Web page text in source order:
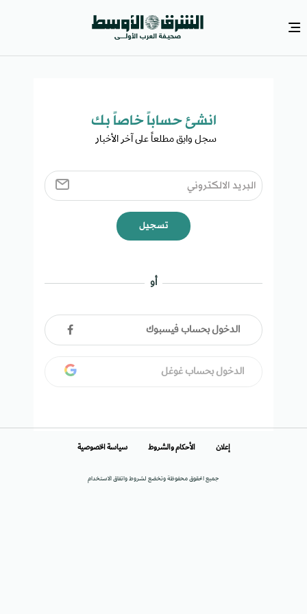
انشئ حساباً خاصاً بك​
سجل وابق مطلعاً على آخر الأخبار ​
تسجيل
أو
الدخول بحساب فيسبوك
الدخول بحساب غوغل
جميع الحقوق محفوظة وتخضع لشروط واتفاق الاستخدام
إعلان الأحكام والشروط سياسة الخصوصية